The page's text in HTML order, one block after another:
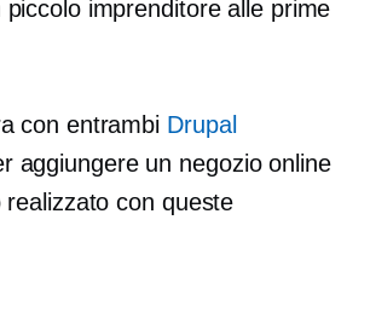
piccolo imprenditore alle prime
con entrambi Drupal
aggiungere un negozio online
con queste